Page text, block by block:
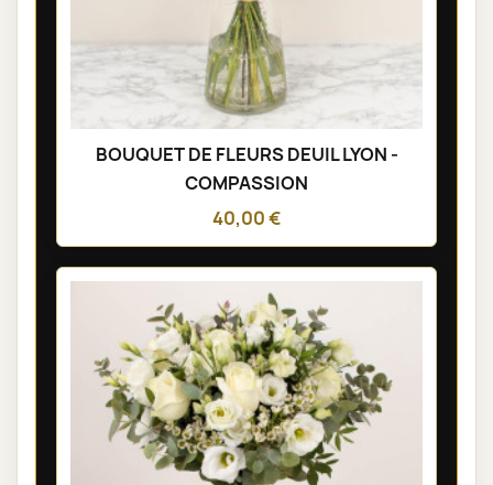
BOUQUET DE FLEURS DEUIL LYON -
COMPASSION
40,00 €